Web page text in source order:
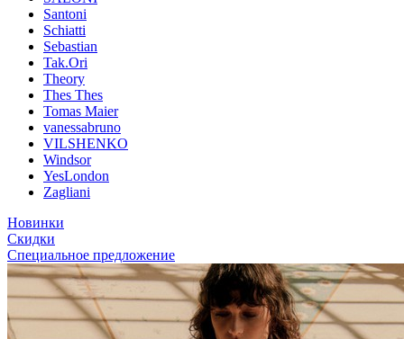
Santoni
Schiatti
Sebastian
Tak.Ori
Theory
Thes Thes
Tomas Maier
vanessabruno
VILSHENKO
Windsor
YesLondon
Zagliani
Новинки
Скидки
Специальное предложение